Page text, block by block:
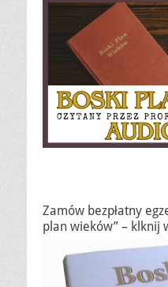
Zamów bezpłatny
plan wieków” – klknij